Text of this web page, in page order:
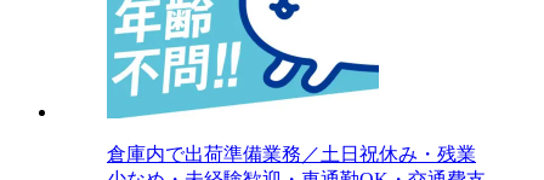
倉庫内で出荷準備業務／土日祝休み・残業